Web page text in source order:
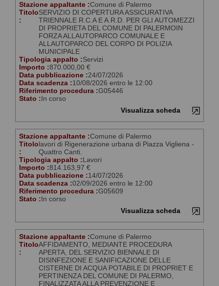
Stazione appaltante :Comune di Palermo
Titolo
:
SERVIZIO DI COPERTURA ASSICURATIVA
TRIENNALE R.C.A E A.R.D. PER GLI AUTOMEZZI
DI PROPRIETA DEL COMUNE DI PALERMOIN
FORZA ALLAUTOPARCO COMUNALE E
ALLAUTOPARCO DEL CORPO DI POLIZIA
MUNICIPALE
Tipologia appalto :Servizi
Importo :870.000,00 €
Data pubblicazione :24/07/2026
Data scadenza :10/08/2026 entro le 12:00
Riferimento procedura :G05446
Stato :In corso
Visualizza scheda
Stazione appaltante :Comune di Palermo
Titolo
:
lavori di Rigenerazione urbana di Piazza Vigliena -
Quattro Canti.
Tipologia appalto :Lavori
Importo :814.163,97 €
Data pubblicazione :14/07/2026
Data scadenza :02/09/2026 entro le 12:00
Riferimento procedura :G05609
Stato :In corso
Visualizza scheda
Stazione appaltante :Comune di Palermo
Titolo
:
AFFIDAMENTO, MEDIANTE PROCEDURA
APERTA, DEL SERVIZIO BIENNALE DI
DISINFEZIONE E SANIFICAZIONE DELLE
CISTERNE DI ACQUA POTABILE DI PROPRIET E
PERTINENZA DEL COMUNE DI PALERMO,
FINALIZZATA ALLA PREVENZIONE E